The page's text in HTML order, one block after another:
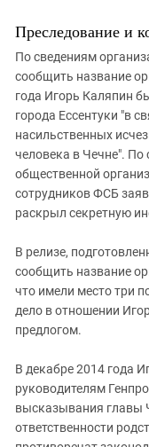
Преследование и
По сведениям
сообщить название
года Игорь Каляпин
города Ессентуки "в
насильственных
человека в Чечне".
общественной
сотрудников ФСБ
раскрыл секретную
В релизе,
сообщить название
что имели место три
дело в отношении
предлогом.
В декабре 2014 года
руководителям
высказывания главы
ответственности